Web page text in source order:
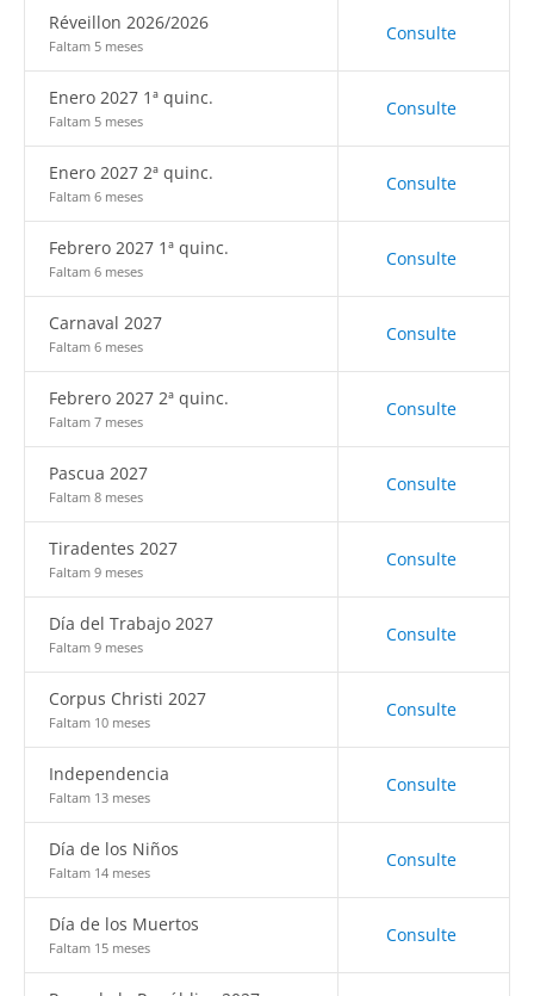
Réveillon 2026/2026
Faltam 5 meses
Consulte
Enero 2027 1ª quinc.
Faltam 5 meses
Consulte
Enero 2027 2ª quinc.
Faltam 6 meses
Consulte
Febrero 2027 1ª quinc.
Faltam 6 meses
Consulte
Carnaval 2027
Faltam 6 meses
Consulte
Febrero 2027 2ª quinc.
Faltam 7 meses
Consulte
Pascua 2027
Faltam 8 meses
Consulte
Tiradentes 2027
Faltam 9 meses
Consulte
Día del Trabajo 2027
Faltam 9 meses
Consulte
Corpus Christi 2027
Faltam 10 meses
Consulte
Independencia
Faltam 13 meses
Consulte
Día de los Niños
Faltam 14 meses
Consulte
Día de los Muertos
Faltam 15 meses
Consulte